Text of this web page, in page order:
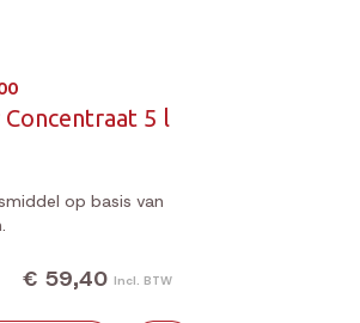
Concentraat 5 l
op basis van
€ 59,40 Incl. BTW